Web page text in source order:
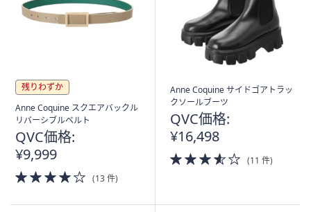
残りわずか
Anne Coquine スクエアバックル
リバーシブルベルト
QVC価格:
¥9,999
4.0
of
(13 件)
Anne Coquine サイドゴアトラッ
クソールブーツ
QVC価格:
¥16,498
3.5
of
(11 件)